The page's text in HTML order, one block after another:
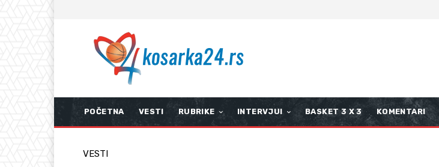
POČETNA VESTI RUBRIKE INTERVJUI BASKET 3 X 3 KOMENTARI
VESTI